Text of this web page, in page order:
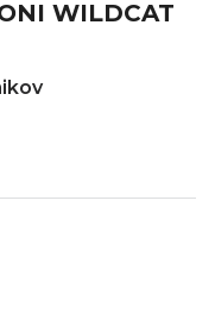
WILDCAT